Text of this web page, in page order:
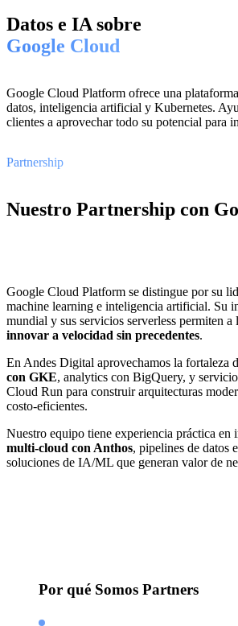
Datos e IA sobre
Google Cloud
Google Cloud Platform ofrece una
datos, inteligencia artificial y Kubernetes.
clientes a aprovechar todo su potencial para
Partnership
Nuestro Partnership con
Google Cloud Platform se distingue por su
machine learning e inteligencia artificial. Su
mundial y sus servicios serverless permiten a
innovar a velocidad sin precedentes.
En Andes Digital aprovechamos la fortaleza
con GKE, analytics con BigQuery, y
Cloud Run para construir arquitecturas
costo-eficientes.
Nuestro equipo tiene experiencia práctica en
multi-cloud con Anthos, pipelines de datos
soluciones de IA/ML que generan valor de
Por qué Somos Partners